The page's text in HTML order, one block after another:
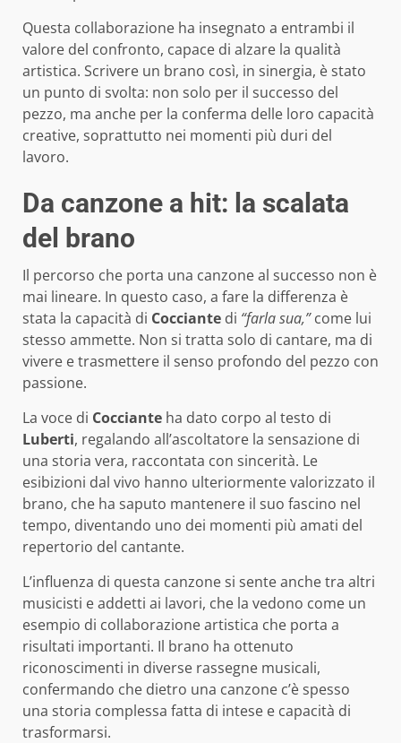
Questa collaborazione ha insegnato a entrambi il
valore del confronto, capace di alzare la qualità
artistica. Scrivere un brano così, in sinergia, è stato
un punto di svolta: non solo per il successo del
pezzo, ma anche per la conferma delle loro capacità
creative, soprattutto nei momenti più duri del
lavoro.
Da canzone a hit: la scalata
del brano
Il percorso che porta una canzone al successo non è
mai lineare. In questo caso, a fare la differenza è
stata la capacità di Cocciante di “farla sua,”come lui
stesso ammette. Non si tratta solo di cantare, ma di
vivere e trasmettere il senso profondo del pezzo con
passione.
La voce di Cocciante ha dato corpo al testo di
Luberti, regalando all’ascoltatore la sensazione di
una storia vera, raccontata con sincerità. Le
esibizioni dal vivo hanno ulteriormente valorizzato il
brano, che ha saputo mantenere il suo fascino nel
tempo, diventando uno dei momenti più amati del
repertorio del cantante.
L’influenza di questa canzone si sente anche tra altri
musicisti e addetti ai lavori, che la vedono come un
esempio di collaborazione artistica che porta a
risultati importanti. Il brano ha ottenuto
riconoscimenti in diverse rassegne musicali,
confermando che dietro una canzone c’è spesso
una storia complessa fatta di intese e capacità di
trasformarsi.